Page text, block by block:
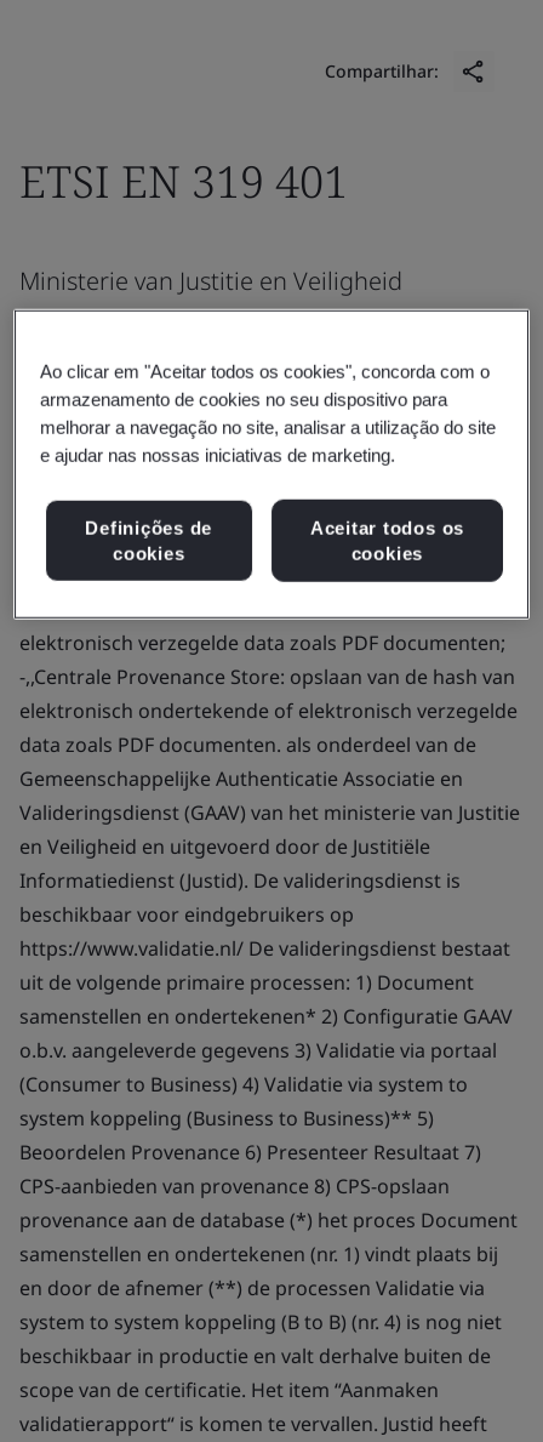
Compartilhar:
ETSI EN 319 401
Ministerie van Justitie en Veiligheid
Justitiële Informatiedienst
Burgemeester Raveslootsingel 2
7607 GK Almelo
The Netherlands
Certificate Number:ETS 054
Scope:Het leveren van: -,,Valideringsdienst: de
elektronisch verzegelde data zoals PDF documenten;
-,,Centrale Provenance Store: opslaan van de hash van
elektronisch ondertekende of elektronisch verzegelde
data zoals PDF documenten. als onderdeel van de
Gemeenschappelijke Authenticatie Associatie en
Valideringsdienst (GAAV) van het ministerie van Justitie
en Veiligheid en uitgevoerd door de Justitiële
Informatiedienst (Justid). De valideringsdienst is
beschikbaar voor eindgebruikers op
https://www.validatie.nl/ De valideringsdienst bestaat
uit de volgende primaire processen: 1) Document
samenstellen en ondertekenen* 2) Configuratie GAAV
o.b.v. aangeleverde gegevens 3) Validatie via portaal
(Consumer to Business) 4) Validatie via system to
system koppeling (Business to Business)** 5)
Beoordelen Provenance 6) Presenteer Resultaat 7)
CPS-aanbieden van provenance 8) CPS-opslaan
provenance aan de database (*) het proces Document
samenstellen en ondertekenen (nr. 1) vindt plaats bij
en door de afnemer (**) de processen Validatie via
system to system koppeling (B to B) (nr. 4) is nog niet
beschikbaar in productie en valt derhalve buiten de
scope van de certificatie. Het item “Aanmaken
validatierapport“ is komen te vervallen. Justid heeft
Ao clicar em "Aceitar todos os cookies", concorda com o
armazenamento de cookies no seu dispositivo para
melhorar a navegação no site, analisar a utilização do site
e ajudar nas nossas iniciativas de marketing.
Definições de
cookies
Aceitar todos os
cookies